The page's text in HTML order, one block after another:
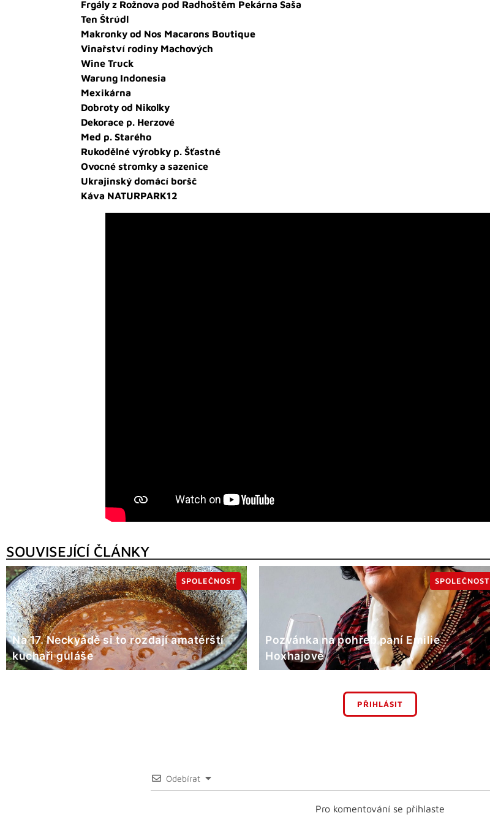
Frgály z Rožnova pod Radhoštěm Pekárna Saša
Ten Štrúdl
Makronky od Nos Macarons Boutique
Vinařství rodiny Machových
Wine Truck
Warung Indonesia
Mexikárna
Dobroty od Nikolky
Dekorace p. Herzové
Med p. Starého
Rukodělné výrobky p. Šťastné
Ovocné stromky a sazenice
Ukrajinský domácí boršč
Káva NATURPARK12
SOUVISEJÍCÍ ČLÁNKY
Na 17. Neckyádě si to rozdají amatérští
kuchaři guláše
SPOLEČNOST
Pozvánka na pohřeb paní Emilie
Hoxhajové
SPOLEČNOST
PŘIHLÁSIT
Odebírat
Pro komentování se přihlaste